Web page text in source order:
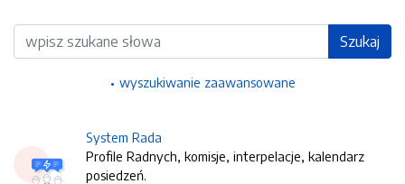
Wyszukiwarka Szukaj
wyszukiwanie zaawansowane
System Rada
Profile Radnych, komisje, interpelacje, kalendarz
posiedzeń.